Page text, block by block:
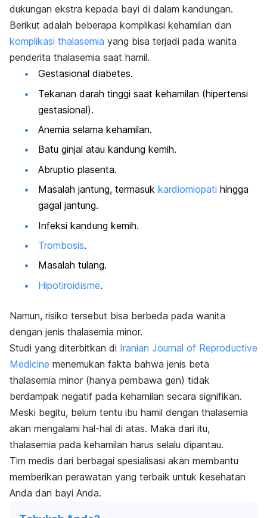
dukungan ekstra kepada bayi di dalam kandungan.
Berikut adalah beberapa komplikasi kehamilan dan
komplikasi thalasemia yang bisa terjadi pada wanita
penderita thalasemia saat hamil.
Gestasional diabetes.
Tekanan darah tinggi saat kehamilan (hipertensi
gestasional).
Anemia selama kehamilan.
Batu ginjal atau kandung kemih.
Abruptio plasenta.
Masalah jantung, termasuk kardiomiopati hingga
gagal jantung.
Infeksi kandung kemih.
Trombosis.
Masalah tulang.
Hipotiroidisme.
Namun, risiko tersebut bisa berbeda pada wanita
dengan jenis thalasemia minor.
Studi yang diterbitkan di Iranian Journal of Reproductive
Medicine menemukan fakta bahwa jenis beta
thalasemia minor (hanya pembawa gen) tidak
berdampak negatif pada kehamilan secara signifikan.
Meski begitu, belum tentu ibu hamil dengan thalasemia
akan mengalami hal-hal di atas. Maka dari itu,
thalasemia pada kehamilan harus selalu dipantau.
Tim medis dari berbagai spesialisasi akan membantu
memberikan perawatan yang terbaik untuk kesehatan
Anda dan bayi Anda.